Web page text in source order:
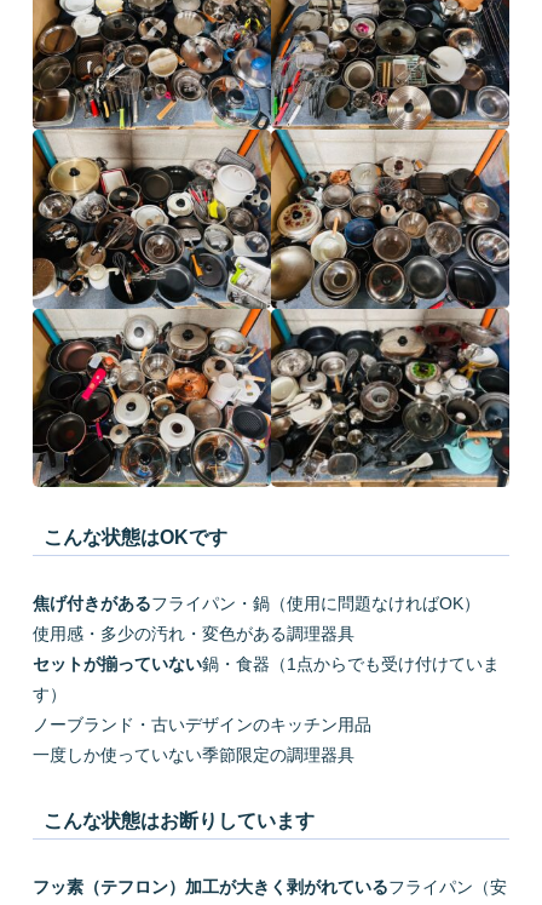
こんな状態はOKです
焦げ付きがあるフライパン・鍋（使用に問題なければOK）
使用感・多少の汚れ・変色がある調理器具
セットが揃っていない鍋・食器（1点からでも受け付けていま
す）
ノーブランド・古いデザインのキッチン用品
一度しか使っていない季節限定の調理器具
こんな状態はお断りしています
フッ素（テフロン）加工が大きく剥がれているフライパン（安